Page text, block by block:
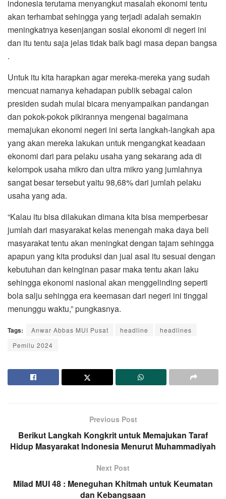
indonesia terutama menyangkut masalah ekonomi tentu
akan terhambat sehingga yang terjadi adalah semakin
meningkatnya kesenjangan sosial ekonomi di negeri ini
dan itu tentu saja jelas tidak baik bagi masa depan bangsa
.
Untuk itu kita harapkan agar mereka-mereka yang sudah
mencuat namanya kehadapan publik sebagai calon
presiden sudah mulai bicara menyampaikan pandangan
dan pokok-pokok pikirannya mengenai bagaimana
memajukan ekonomi negeri ini serta langkah-langkah apa
yang akan mereka lakukan untuk mengangkat keadaan
ekonomi dari para pelaku usaha yang sekarang ada di
kelompok usaha mikro dan ultra mikro yang jumlahnya
sangat besar tersebut yaitu 98,68% dari jumlah pelaku
usaha yang ada.
“Kalau itu bisa dilakukan dimana kita bisa memperbesar
jumlah dari masyarakat kelas menengah maka daya beli
masyarakat tentu akan meningkat dengan tajam sehingga
apapun yang kita produksi dan jual asal itu sesuai dengan
kebutuhan dan keinginan pasar maka tentu akan laku
sehingga ekonomi nasional akan menggelinding seperti
bola salju sehingga era keemasan dari negeri ini tinggal
menunggu waktu,” pungkasnya.
Tags: Anwar Abbas MUI Pusat headline
headlines
Pemilu 2024
Previous Post
Berikut Langkah Kongkrit untuk Memajukan Taraf
Hidup Masyarakat Indonesia Menurut Muhammadiyah
Next Post
Milad MUI 48 : Meneguhan Khitmah untuk Keumatan
dan Kebangsaan